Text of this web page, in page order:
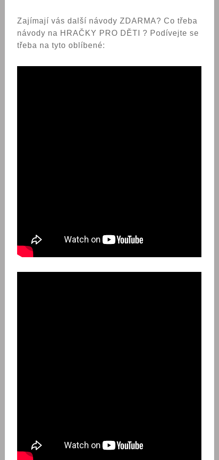
Zajímají vás další návody ZDARMA? Co třeba
návody na HRAČKY PRO DĚTI ? Podívejte se
třeba na tyto oblíbené: